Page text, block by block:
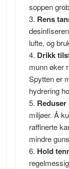
soppen
Rens
lufte, og
Drikk
munn øker
Spytten er
hydrering
miljøer. Å
raffinerte
mindre
Hold